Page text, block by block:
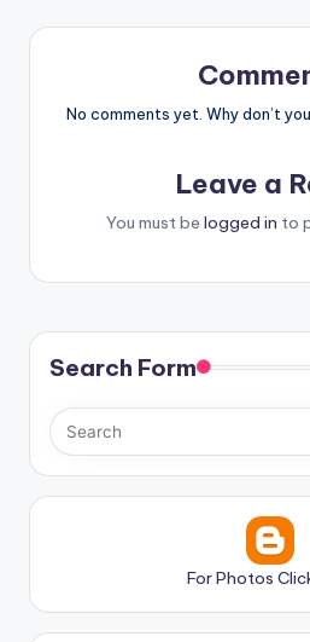
No comments yet. Why don’t
Leave a
You must be logged in to
Search Form
For Photos